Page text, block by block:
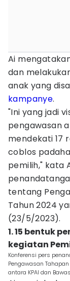
Ai
dan
anak yang
kampanye.
"Ini yang jadi
pengawasan
mendekati 17
coblos
pemilih," kata
tentang
Tahun 2024
(23/5/2023).
1. 15 bentuk
kegiatan
Konferensi pers
Pengawasan
antara KPAI dan